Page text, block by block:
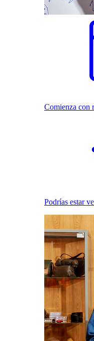
Comienza con
Podrías estar